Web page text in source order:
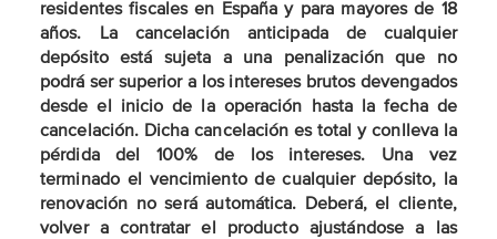
residentes fiscales en España y para mayores de 18
años. La cancelación anticipada de cualquier
depósito está sujeta a una penalización que no
podrá ser superior a los intereses brutos devengados
desde el inicio de la operación hasta la fecha de
cancelación. Dicha cancelación es total y conlleva la
pérdida del 100% de los intereses. Una vez
terminado el vencimiento de cualquier depósito, la
renovación no será automática. Deberá, el cliente,
volver a contratar el producto ajustándose a las